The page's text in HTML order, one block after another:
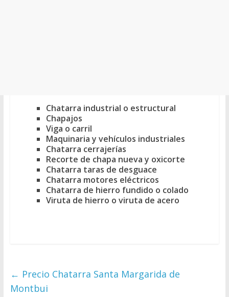
Chatarra industrial o estructural
Chapajos
Viga o carril
Maquinaria y vehículos industriales
Chatarra cerrajerías
Recorte de chapa nueva y oxicorte
Chatarra taras de desguace
Chatarra motores eléctricos
Chatarra de hierro fundido o colado
Viruta de hierro o viruta de acero
← Precio Chatarra Santa Margarida de
Montbui